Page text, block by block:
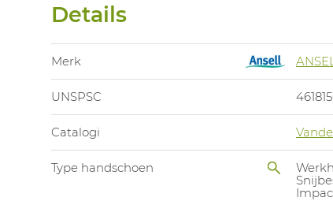
Details
Merk
UNSPSC
Catalogi
Type handschoen